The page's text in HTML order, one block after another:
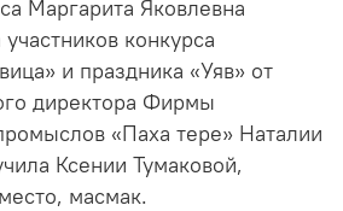
Маргарита Яковлевна
конкурса
и праздника «Уяв» от
директора Фирмы
«Паха тере» Наталии
Ксении Тумаковой,
масмак.